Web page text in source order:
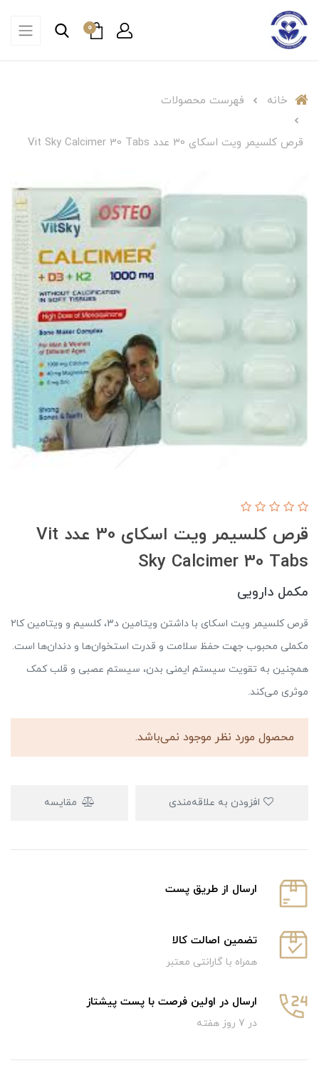
0
خانه فهرست محصولات
قرص کلسیمر ویت اسکای 30 عدد Vit Sky Calcimer 30 Tabs
قرص کلسیمر ویت اسکای 30 عدد Vit
Sky Calcimer 30 Tabs
مکمل دارویی
قرص کلسیمر ویت اسکای با داشتن ویتامین د3، کلسیم و ویتامین کا2
مکملی محبوب جهت حفظ سلامت و قدرت استخوان‌ها و دندان‌ها است.
همچنین به تقویت سیستم ایمنی بدن، سیستم عصبی و قلب کمک
موثری می‌کند.
محصول مورد نظر موجود نمی‌باشد.
مقایسه
ارسال از طریق پست
تضمین اصالت کالا
همراه با گارانتی معتبر
ارسال در اولین فرصت با پست پیشتاز
در 7 روز هفته